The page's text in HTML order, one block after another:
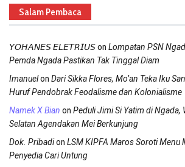
Salam Pembaca
𝘠𝘖𝘏𝘈𝘕𝘌𝘚 𝘌𝘓𝘌𝘛𝘙𝘐𝘜𝘚on Lompatan PSN
Pemda Ngada Pastikan Tak Tinggal Diam
Imanuelon Dari Sikka Flores, Mo’an Teka Iku
Huruf Pendobrak Feodalisme dan Kolonialisme
Namek X Bian on Peduli Jimi Si Yatim di Ngada,
Selatan Agendakan Mei Berkunjung
Dok. Pribadion LSM KIPFA Maros Soroti Menu
Penyedia Cari Untung